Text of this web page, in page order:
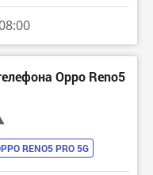
Oppo Reno5
RENO5 PRO 5G